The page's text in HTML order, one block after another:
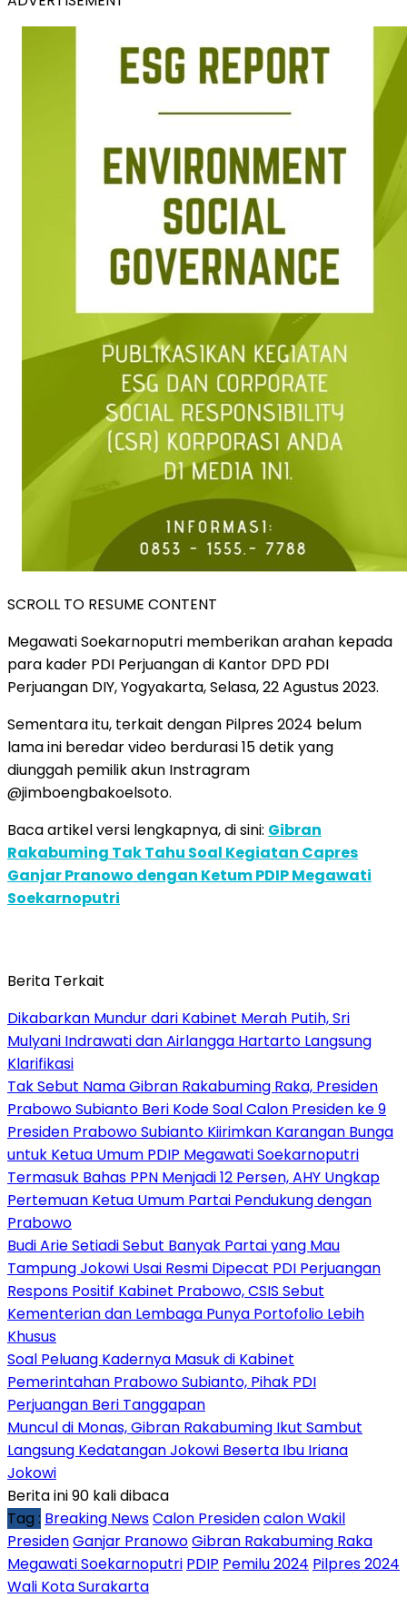
SCROLL TO RESUME CONTENT
Megawati Soekarnoputri memberikan arahan kepada
para kader PDI Perjuangan di Kantor DPD PDI
Perjuangan DIY, Yogyakarta, Selasa, 22 Agustus 2023.
Sementara itu, terkait dengan Pilpres 2024 belum
lama ini beredar video berdurasi 15 detik yang
diunggah pemilik akun Instragram
@jimboengbakoelsoto.
Baca artikel versi lengkapnya, di sini: Gibran
Rakabuming Tak Tahu Soal Kegiatan Capres
Ganjar Pranowo dengan Ketum PDIP Megawati
Soekarnoputri
Berita Terkait
Dikabarkan Mundur dari Kabinet Merah Putih, Sri
Mulyani Indrawati dan Airlangga Hartarto Langsung
Klarifikasi
Tak Sebut Nama Gibran Rakabuming Raka, Presiden
Prabowo Subianto Beri Kode Soal Calon Presiden ke 9
Presiden Prabowo Subianto Kiirimkan Karangan Bunga
untuk Ketua Umum PDIP Megawati Soekarnoputri
Termasuk Bahas PPN Menjadi 12 Persen, AHY Ungkap
Pertemuan Ketua Umum Partai Pendukung dengan
Prabowo
Budi Arie Setiadi Sebut Banyak Partai yang Mau
Tampung Jokowi Usai Resmi Dipecat PDI Perjuangan
Respons Positif Kabinet Prabowo, CSIS Sebut
Kementerian dan Lembaga Punya Portofolio Lebih
Khusus
Soal Peluang Kadernya Masuk di Kabinet
Pemerintahan Prabowo Subianto, Pihak PDI
Perjuangan Beri Tanggapan
Muncul di Monas, Gibran Rakabuming Ikut Sambut
Langsung Kedatangan Jokowi Beserta Ibu Iriana
Jokowi
Berita ini 90 kali dibaca
Tag : Breaking NewsCalon Presidencalon Wakil
PresidenGanjar PranowoGibran Rakabuming Raka
Megawati Soekarnoputri PDIP Pemilu 2024 Pilpres 2024
Wali Kota Surakarta